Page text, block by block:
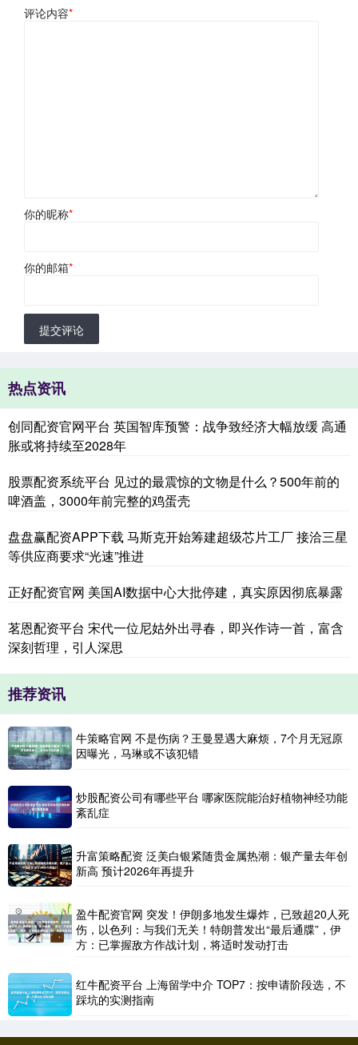
评论内容*
你的昵称*
你的邮箱*
提交评论
热点资讯
创同配资官网平台 英国智库预警：战争致经济大幅放缓 高通
胀或将持续至2028年
股票配资系统平台 见过的最震惊的文物是什么？500年前的
啤酒盖，3000年前完整的鸡蛋壳
盘盘赢配资APP下载 马斯克开始筹建超级芯片工厂 接洽三星
等供应商要求“光速”推进
正好配资官网 美国AI数据中心大批停建，真实原因彻底暴露
茗恩配资平台 宋代一位尼姑外出寻春，即兴作诗一首，富含
深刻哲理，引人深思
推荐资讯
牛策略官网 不是伤病？王曼昱遇大麻烦，7个月无冠原
因曝光，马琳或不该犯错
炒股配资公司有哪些平台 哪家医院能治好植物神经功能
紊乱症
升富策略配资 泛美白银紧随贵金属热潮：银产量去年创
新高 预计2026年再提升
盈牛配资官网 突发！伊朗多地发生爆炸，已致超20人死
伤，以色列：与我们无关！特朗普发出“最后通牒”，伊
方：已掌握敌方作战计划，将适时发动打击
红牛配资平台 上海留学中介 TOP7：按申请阶段选，不
踩坑的实测指南